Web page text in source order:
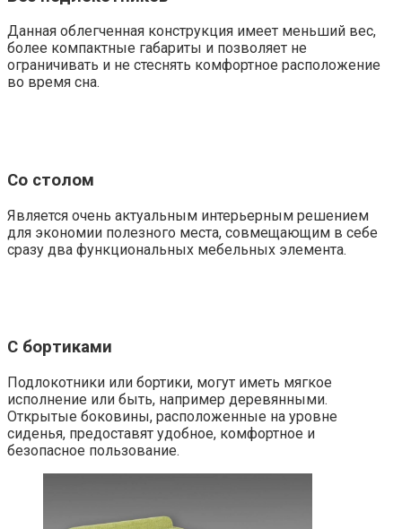
Данная облегченная конструкция имеет меньший вес,
более компактные габариты и позволяет не
ограничивать и не стеснять комфортное расположение
во время сна.
Со столом
Является очень актуальным интерьерным решением
для экономии полезного места, совмещающим в себе
сразу два функциональных мебельных элемента.
С бортиками
Подлокотники или бортики, могут иметь мягкое
исполнение или быть, например деревянными.
Открытые боковины, расположенные на уровне
сиденья, предоставят удобное, комфортное и
безопасное пользование.